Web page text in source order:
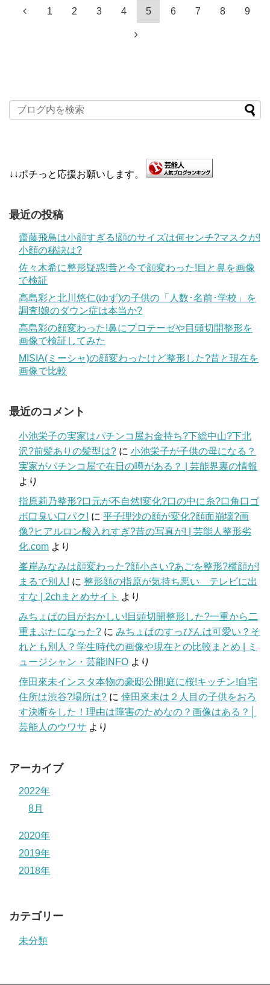
1 2 3 4 5 6 7 8 9
↓↓ポチっと応援お願いします。
最近の投稿
齋藤飛鳥は小顔すぎる!顔のサイズは何センチ?マスクが!
小顔の秘訣は?
佐々木希に整形疑惑!昔と今で顔変わった!目と鼻を画像
で検証
高島彩と北川悠仁(ゆず)の子供の「人数･名前･学校」を
調査!娘のダウン症は本当か?
高島彩の顔変わった!鼻にプロテーゼや目頭切開整形を
画像で検証してみた
MISIA(ミーシャ)の顔変わったけど整形した?昔と現在を
画像で比較
最近のコメント
小池栄子の実家はパチンコ屋お金持ち?下総中山?下北
沢?前髪ありの髪型は? に 小池栄子が子供の母になる？
実家がパチンコ屋で在日の噂がある？ | 芸能界裏の情報
より
指原莉乃整形?口元が不自然!変化?口の中に糸?口角口ゴ
ボ口臭い口パク! に 平子理沙の顔が変化?顔面崩壊?画
像?ヒアルロン酸入れすぎ?昔の写真が! | 芸能人整形劣
化.com より
峯岸みなみは顔変わった?顔小さい?あごを整形?横顔が!
まるで別人! に 整形顔の指原が気持ち悪い テレビに出
すな | 2chまとめサイト より
みちょぱの目がおかしい!目頭切開整形した?一重から二
重まぶたになった? に みちょぱのすっぴんは可愛い？そ
れとも別人？学生時代の画像や現在との比較まとめ | ミ
ュージシャン・芸能INFO より
倖田來未インスタ本物の豪邸公開!庭に桜!キッチン!自宅
住所は渋谷?場所は? に 倖田來未は２人目の子供をおろ
す決断をした！理由は障害のためなの？画像はある？│
芸能人のウワサ より
アーカイブ
2022年
8月
2020年
2019年
2018年
カテゴリー
未分類